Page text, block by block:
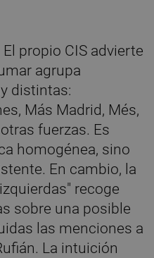
propio CIS advierte
agrupa
distintas:
Más Madrid, Més,
fuerzas. Es
homogénea, sino
En cambio, la
recoge
sobre una posible
las menciones a
La intuición